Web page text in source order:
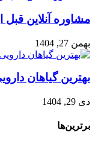
مشاوره آنلاین قبل
بهمن 27, 1404
بهترین گیاهان
دی 29, 1404
برترین‌ها